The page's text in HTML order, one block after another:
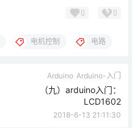
0 0
电机控制 电路
Arduino Arduino-入门
（九）arduino入门：
LCD1602
2018-6-13 21:11:30